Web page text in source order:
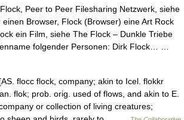
Peer to Peer Filesharing Netzwerk, siehe
Browser, Flock (Browser) eine Art Rock
ein Film, siehe The Flock – Dunkle Triebe
folgender Personen: Dirk Flock… …
flocc flock, company; akin to Icel. flokkr
flok; prob. orig. used of flows, and akin to E.
or collection of living creatures;